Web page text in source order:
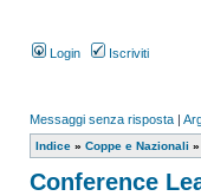
Login Iscriviti
Messaggi senza risposta |
Indice » Coppe e Nazionali »
Conference